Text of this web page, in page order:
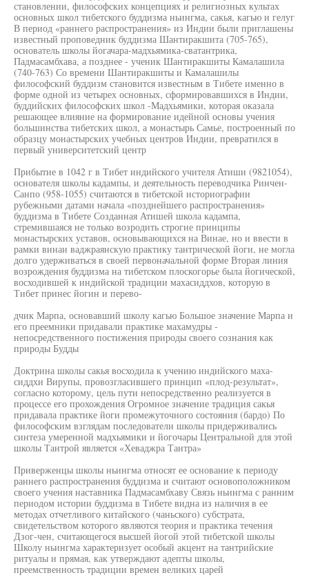
становлении, философских концепциях и религиозных культах
основных школ тибетского буддизма ньингма, сакья, кагью и гелуг
В период «раннего распространения» из Индии были приглашены
известный проповедник буддизма Шантиракшита (705-765),
основатель школы йогачара-мадхьямика-сватантрика,
Падмасамбхава, а позднее - ученик Шантиракшиты Камалашила
(740-763) Со времени Шантиракшиты и Камалашилы
философский буддизм становится известным в Тибете именно в
форме одной из четырех основных, сформировавшихся в Индии,
буддийских философских школ -Мадхьямики, которая оказала
решающее влияние на формирование идейной основы учения
большинства тибетских школ, а монастырь Самье, построенный по
образцу монастырских учебных центров Индии, превратился в
первый университетский центр
Прибытие в 1042 г в Тибет индийского учителя Атиши (9821054),
основателя школы кадампы, и деятельность переводчика Ринчен-
Санпо (958-1055) считаются в тибетской историографии
рубежными датами начала «позднейшего распространения»
буддизма в Тибете Созданная Атишей школа кадампа,
стремившаяся не только возродить строгие принципы
монастырских уставов, основывающихся на Винае, но и ввести в
рамки винаи ваджраянскую практику тантрической йоги, не могла
долго удерживаться в своей первоначальной форме Вторая линия
возрождения буддизма на тибетском плоскогорье была йогической,
восходившей к индийской традиции махасиддхов, которую в
Тибет принес йогин и перево-
дчик Марпа, основавший школу кагью Большое значение Марпа и
его преемники придавали практике махамудры -
непосредственного постижения природы своего сознания как
природы Будды
Доктрина школы сакья восходила к учению индийского маха-
сиддхи Вирупы, провозгласившего принцип «плод-результат»,
согласно которому, цель пути непосредственно реализуется в
процессе его прохождения Огромное значение традиция сакья
придавала практике йоги промежуточного состояния (бардо) По
философским взглядам последователи школы придерживались
синтеза умеренной мадхьямики и йогочары Центральной для этой
школы Тантрой является «Хеваджра Тантра»
Приверженцы школы ньингма относят ее основание к периоду
раннего распространения буддизма и считают основоположником
своего учения наставника Падмасамбхаву Связь ньингма с ранним
периодом истории буддизма в Тибете видна из наличия в ее
методах отчетливого китайского (чаньского) субстрата,
свидетельством которого являются теория и практика течения
Дзог-чен, считающегося высшей йогой этой тибетской школы
Школу ньингма характеризует особый акцент на тантрийские
ритуалы и прямая, как утверждают адепты школы,
преемственность традиции времен великих царей